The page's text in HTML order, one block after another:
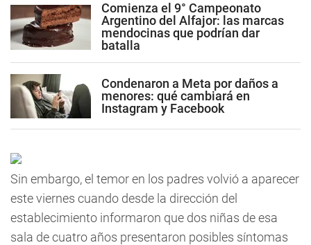
Comienza el 9° Campeonato
Argentino del Alfajor: las marcas
mendocinas que podrían dar
batalla
Condenaron a Meta por daños a
menores: qué cambiará en
Instagram y Facebook
Sin embargo, el temor en los padres volvió a aparecer
este viernes cuando desde la dirección del
establecimiento informaron que dos niñas de esa
sala de cuatro años presentaron posibles síntomas